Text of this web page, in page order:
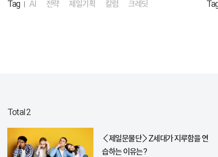
Tag | AI 전략 제일기획 칼럼 크레딧
Total 2
〈제일문물단〉Z세대가 지루함을 연
습하는 이유는?